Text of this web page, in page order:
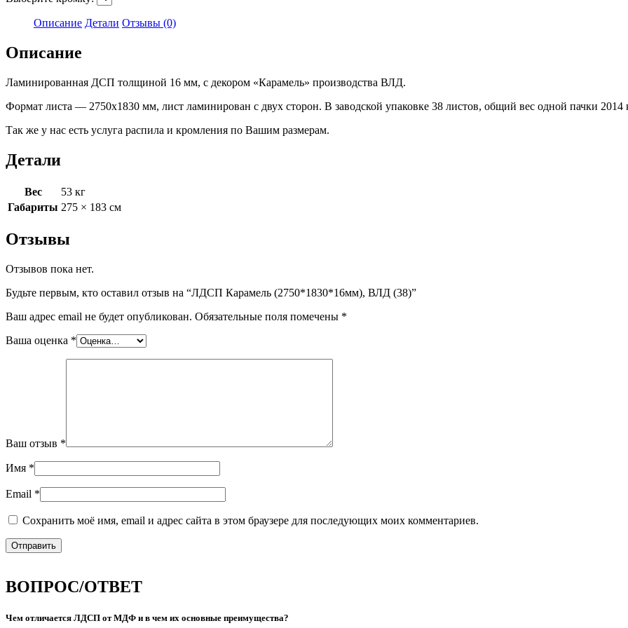
Описание Детали Отзывы (0)
Описание
Ламинированная ДСП толщиной 16 мм, с декором «Карамель» производства ВЛД.
Формат листа — 2750х1830 мм, лист ламинирован с двух сторон. В заводской упаковке 38 листов, общий вес одной пачки 2014
Так же у нас есть услуга распила и кромления по Вашим размерам.
Детали
Вес
53 кг
Габариты 275 × 183 см
Отзывы
Отзывов пока нет.
Будьте первым, кто оставил отзыв на “ЛДСП Карамель (2750*1830*16мм), ВЛД (38)”
Ваш адрес email не будет опубликован. Обязательные поля помечены *
Ваша оценка *
Ваш отзыв *
Имя *
Email *
Сохранить моё имя, email и адрес сайта в этом браузере для последующих моих комментариев.
ВОПРОС/ОТВЕТ
Чем отличается ЛДСП от МДФ и в чем их основные преимущества?